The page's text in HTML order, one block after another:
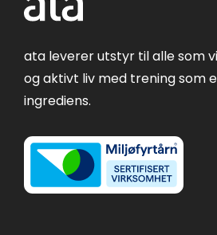
ata leverer utstyr til alle som
og aktivt liv med trening som
ingrediens.